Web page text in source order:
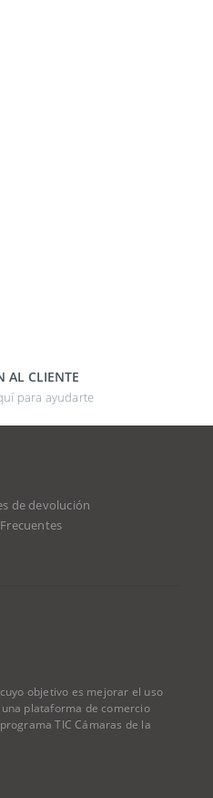
AL CLIENTE
para ayudarte
de devolución
objetivo es mejorar el uso
plataforma de comercio
TIC Cámaras de la